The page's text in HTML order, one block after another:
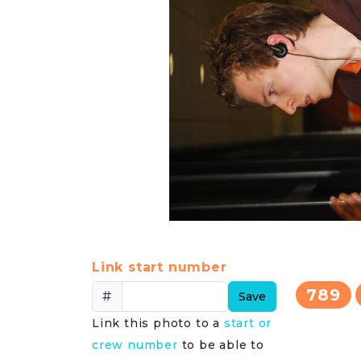
Link start number
#
Save
Link this photo to a start or
crew number to be able to
789